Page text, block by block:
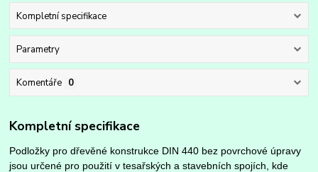
Kompletní specifikace
Parametry
Komentáře 0
Kompletní specifikace
Podložky pro dřevěné konstrukce DIN 440 bez povrchové úpravy
jsou určené pro použití v tesařských a stavebních spojích, kde